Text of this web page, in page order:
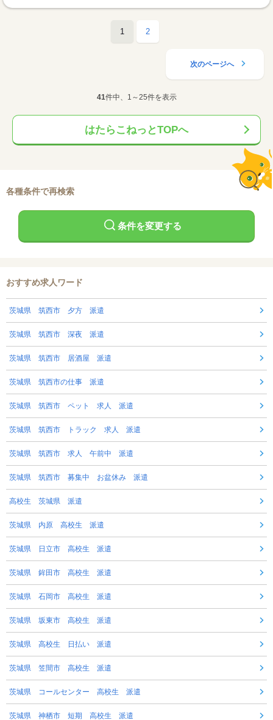
1 2
次のページへ
41件中、1～25件を表示
はたらこねっとTOPへ
各種条件で再検索
条件を変更する
おすすめ求人ワード
茨城県 筑西市 夕方 派遣
茨城県 筑西市 深夜 派遣
茨城県 筑西市 居酒屋 派遣
茨城県 筑西市の仕事 派遣
茨城県 筑西市 ペット 求人 派遣
茨城県 筑西市 トラック 求人 派遣
茨城県 筑西市 求人 午前中 派遣
茨城県 筑西市 募集中 お盆休み 派遣
高校生 茨城県 派遣
茨城県 内原 高校生 派遣
茨城県 日立市 高校生 派遣
茨城県 鉾田市 高校生 派遣
茨城県 石岡市 高校生 派遣
茨城県 坂東市 高校生 派遣
茨城県 高校生 日払い 派遣
茨城県 笠間市 高校生 派遣
茨城県 コールセンター 高校生 派遣
茨城県 神栖市 短期 高校生 派遣